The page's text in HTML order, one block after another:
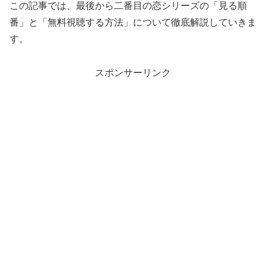
この記事では、最後から二番目の恋シリーズの「見る順
番」と「無料視聴する方法」について徹底解説していきま
す。
スポンサーリンク